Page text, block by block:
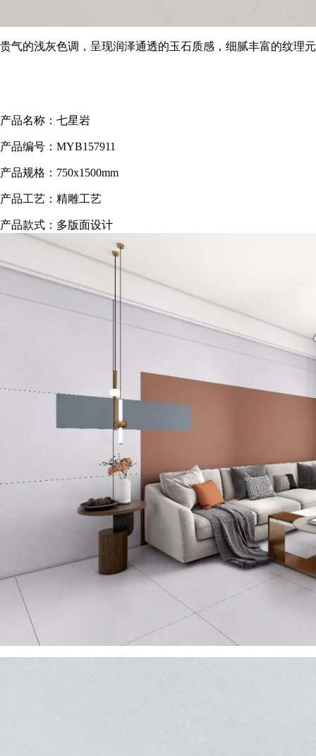
贵气的浅灰色调，呈现润泽通透的玉石质感，细腻丰富的纹理
产品名称：七星岩
产品编号：MYB157911
产品规格：750x1500mm
产品工艺：精雕工艺
产品款式：多版面设计